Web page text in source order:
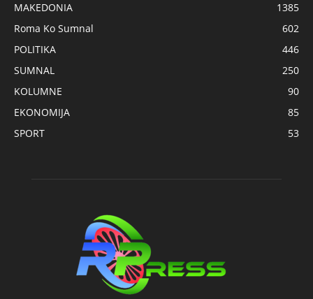
MAKEDONIA
1385
Roma Ko Sumnal
602
POLITIKA
446
SUMNAL
250
KOLUMNE
90
EKONOMIJA
85
SPORT
53